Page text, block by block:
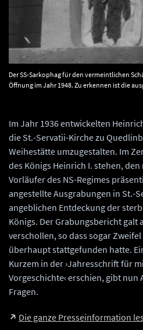
Der SS-Sarkophag für den vermeintlichen
Öffnung im Jahr 1948. Zu erkennen ist die
Im Jahr 1936 entwickelten
die St.-Servatii-Kirche zu
Weihestätte umzugestalten. Im
des Königs Heinrich I. stehen,
Vorläufer des NS-Regimes
angestellte Ausgrabungen in St.-
angeblichen Entdeckung der
Königs. Der Grabungsbericht galt
verschollen, so dass sogar
überhaupt stattgefunden hatte.
Kurzem in der ›Jahresschrift für
Vorgeschichte‹ erschien, gibt
Fragen.
Die ganze Presseinformation